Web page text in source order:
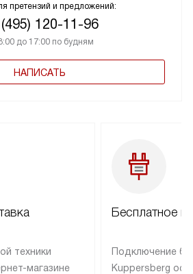
претензий и предложений:
120-11-96
до 17:00 по будням
НАПИСАТЬ
техники
магазине
Бесплатное
Подключение
Kuppersberg